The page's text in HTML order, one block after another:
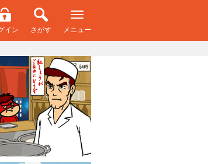
イン さがす メニュー